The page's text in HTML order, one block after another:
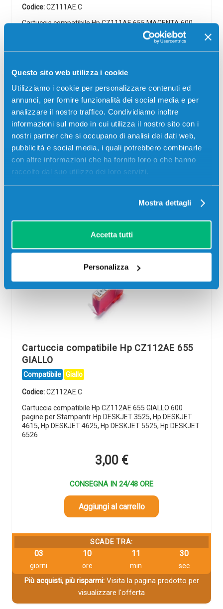
Questo sito web utilizza i cookie
Utilizziamo i cookie per personalizzare contenuti ed
annunci, per fornire funzionalità dei social media e per
analizzare il nostro traffico. Condividiamo inoltre
informazioni sul modo in cui utilizza il nostro sito con i
nostri partner che si occupano di analisi dei dati web,
pubblicità e social media, i quali potrebbero combinarle
con altre informazioni che ha fornito loro o che hanno
raccolto dal suo utilizzo dei loro servizi.
Mostra dettagli
Accetta tutti
Personalizza
Codice:CZ111AE.C
Cartuccia compatibile Hp CZ111AE 655 MAGENTA 600
pagine per Stampanti: Hp DESKJET 3525, Hp DESKJET
4615, Hp DESKJET 4625, Hp DESKJET 5525, Hp DESKJET
6526
3,00€
CONSEGNA IN 24/48 ORE
Aggiungi al carrello
SCADE TRA:
03 10 11
visualizzare l'offerta
Cartuccia compatibile Hp CZ112AE 655
GIALLO
Compatibile Giallo
Codice:CZ112AE.C
Cartuccia compatibile Hp CZ112AE 655 GIALLO 600
pagine per Stampanti: Hp DESKJET 3525, Hp DESKJET
4615, Hp DESKJET 4625, Hp DESKJET 5525, Hp DESKJET
6526
3,00 €
CONSEGNA IN 24/48 ORE
Aggiungi al carrello
SCADE TRA:
03
giorni
10
ore
11
min
29
sec
Più acquisti, più risparmi:Visita la pagina prodotto per
visualizzare l'offerta